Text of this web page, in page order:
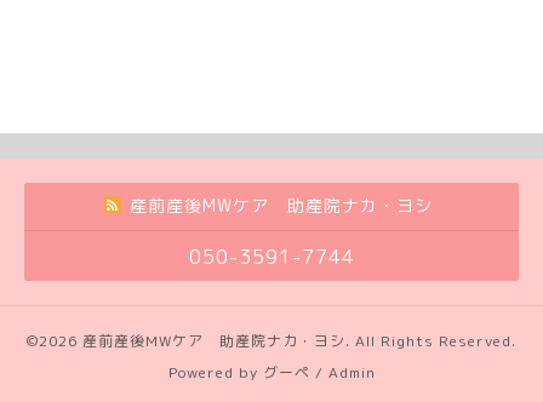
産前産後MWケア 助産院ナカ・ヨシ
050-3591-7744
©2026 産前産後MWケア 助産院ナカ・ヨシ. All Rights Reserved.
Powered by グーペ / Admin